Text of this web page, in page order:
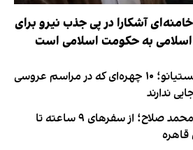
آشکارا در پی جذب نیرو برای
اسلامی به حکومت اسلامی است
لیست ممنوعه کریستیانو؛ ۱۰ چهره‌ای که در مراسم عروسی
ندارند
روایت فداکاری‌های محمد صلاح؛ از سفرهای ۹ ساعته تا
قاهره